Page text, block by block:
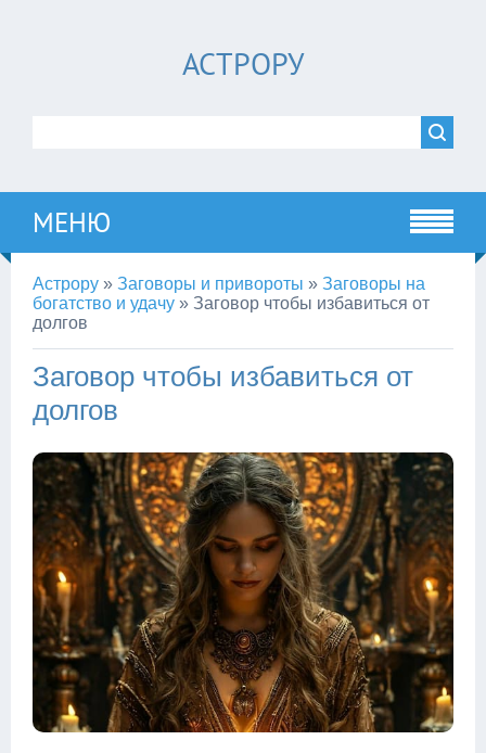
АСТРОРУ
МЕНЮ
Астрору » Заговоры и привороты » Заговоры на
богатство и удачу » Заговор чтобы избавиться от
долгов
Заговор чтобы избавиться от
долгов